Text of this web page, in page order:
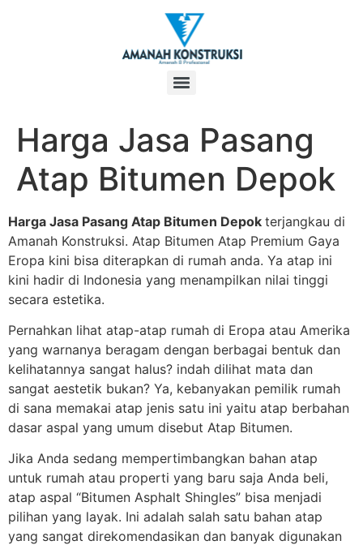
Harga Jasa Pasang
Atap Bitumen Depok
Harga Jasa Pasang Atap Bitumen Depok terjangkau di
Amanah Konstruksi. Atap Bitumen Atap Premium Gaya
Eropa kini bisa diterapkan di rumah anda. Ya atap ini
kini hadir di Indonesia yang menampilkan nilai tinggi
secara estetika.
Pernahkan lihat atap-atap rumah di Eropa atau Amerika
yang warnanya beragam dengan berbagai bentuk dan
kelihatannya sangat halus? indah dilihat mata dan
sangat aestetik bukan? Ya, kebanyakan pemilik rumah
di sana memakai atap jenis satu ini yaitu atap berbahan
dasar aspal yang umum disebut Atap Bitumen.
Jika Anda sedang mempertimbangkan bahan atap
untuk rumah atau properti yang baru saja Anda beli,
atap aspal “Bitumen Asphalt Shingles” bisa menjadi
pilihan yang layak. Ini adalah salah satu bahan atap
yang sangat direkomendasikan dan banyak digunakan